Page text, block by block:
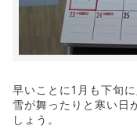
早いことに1月も下旬
雪が舞ったりと寒い日
しょう。